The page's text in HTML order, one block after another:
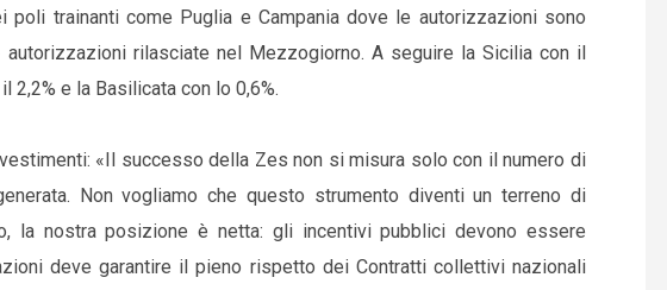
trainanti come Puglia e Campania dove le autorizzazioni sono
rilasciate nel Mezzogiorno. A seguire la Sicilia con il
2,2% e la Basilicata con lo 0,6%.
«Il successo della Zes non si misura solo con il numero di
Non vogliamo che questo strumento diventi un terreno di
la nostra posizione è netta: gli incentivi pubblici devono essere
deve garantire il pieno rispetto dei Contratti collettivi nazionali